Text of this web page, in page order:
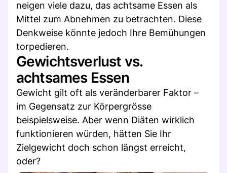
neigen viele dazu, das achtsame Essen als
Mittel zum Abnehmen zu betrachten. Diese
Denkweise könnte jedoch Ihre Bemühungen
torpedieren.
Gewichtsverlust vs.
achtsames Essen
Gewicht gilt oft als veränderbarer Faktor –
im Gegensatz zur Körpergrösse
beispielsweise. Aber wenn Diäten wirklich
funktionieren würden, hätten Sie Ihr
Zielgewicht doch schon längst erreicht,
oder?